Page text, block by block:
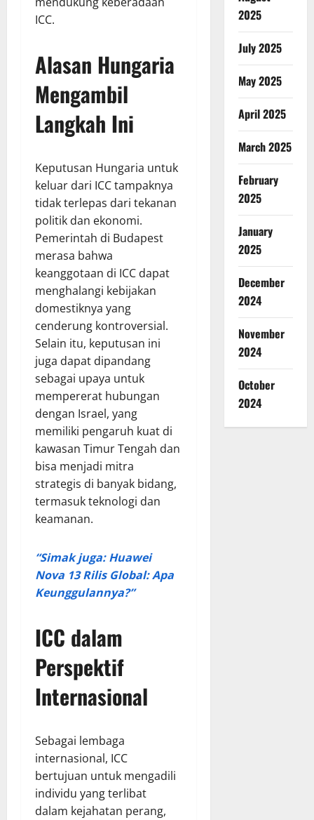
ICC.
Alasan Hungaria
Mengambil
Langkah Ini
Keputusan Hungaria untuk
keluar dari ICC tampaknya
tidak terlepas dari tekanan
politik dan ekonomi.
Pemerintah di Budapest
merasa bahwa
keanggotaan di ICC dapat
menghalangi kebijakan
domestiknya yang
cenderung kontroversial.
Selain itu, keputusan ini
juga dapat dipandang
sebagai upaya untuk
mempererat hubungan
dengan Israel, yang
memiliki pengaruh kuat di
kawasan Timur Tengah dan
bisa menjadi mitra
strategis di banyak bidang,
termasuk teknologi dan
keamanan.
“Simak juga: Huawei
Nova 13 Rilis Global: Apa
Keunggulannya?”
ICC dalam
Perspektif
Internasional
Sebagai lembaga
internasional, ICC
bertujuan untuk mengadili
individu yang terlibat
dalam kejahatan perang,
2025
July 2025
May 2025
April 2025
March 2025
February
2025
January
2025
December
2024
November
2024
October
2024